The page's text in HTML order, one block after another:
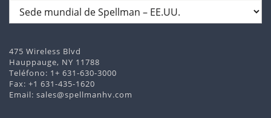
475 Wireless Blvd
Hauppauge, NY 11788
Teléfono: 1+ 631-630-3000
Fax: +1 631-435-1620
Email: sales@spellmanhv.com